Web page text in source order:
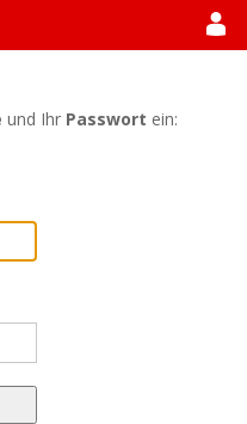
und Ihr Passwort ein: